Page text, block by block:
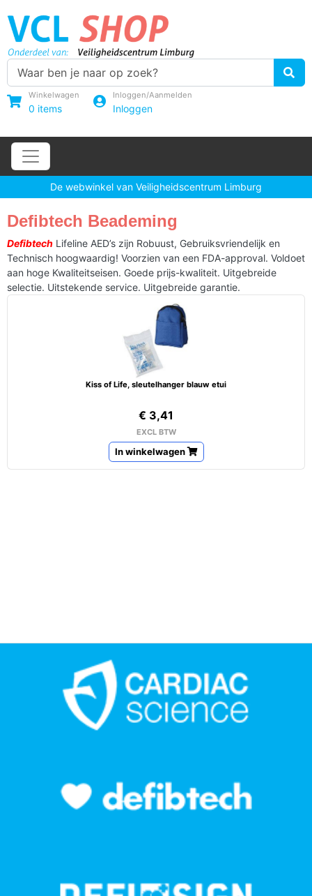
Winkelwagen
0 items
Inloggen/Aanmelden
Inloggen
De webwinkel van Veiligheidscentrum Limburg
Defibtech Beademing
Defibtech Lifeline AED’s zijn Robuust, Gebruiksvriendelijk en
Technisch hoogwaardig! Voorzien van een FDA-approval. Voldoet
aan hoge Kwaliteitseisen. Goede prijs-kwaliteit. Uitgebreide
selectie. Uitstekende service. Uitgebreide garantie.
Kiss of Life, sleutelhanger blauw etui
€ 3,41
EXCL BTW
In winkelwagen